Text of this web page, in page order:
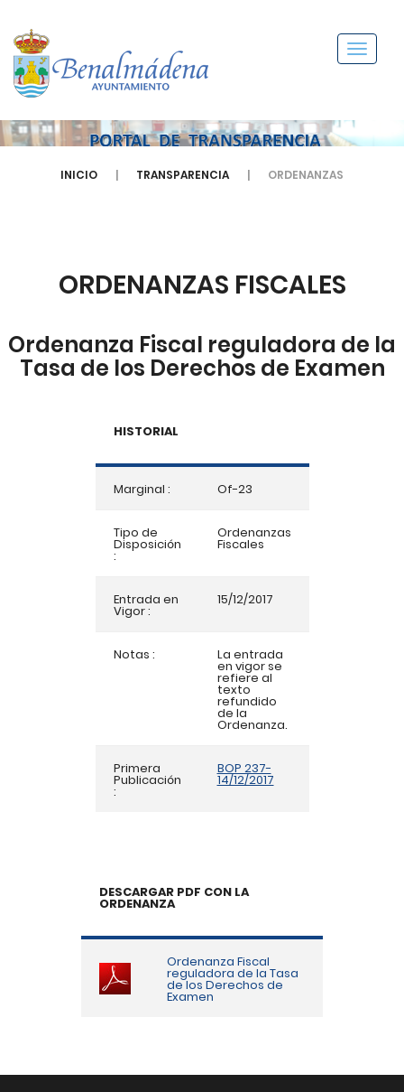
Menú
INICIO TRANSPARENCIA ORDENANZAS
ORDENANZAS FISCALES
Ordenanza Fiscal reguladora de la
Tasa de los Derechos de Examen
HISTORIAL
Marginal : Of-23
Tipo de
Disposición
:
Ordenanzas
Fiscales
Entrada en
Vigor :
15/12/2017
Notas : La entrada
en vigor se
refiere al
texto
refundido
de la
Ordenanza.
Primera
Publicación
:
BOP 237-
14/12/2017
DESCARGAR PDF CON LA
ORDENANZA
Ordenanza Fiscal
reguladora de la Tasa
de los Derechos de
Examen